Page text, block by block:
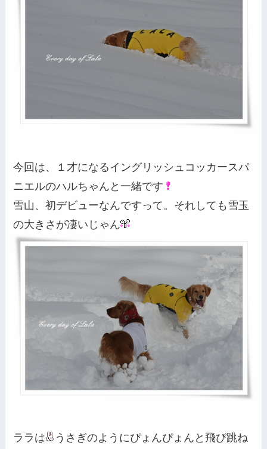
今回は、１才になるイングリッシュコッカースパ
ニエルのハルちゃんと一緒です
雪山、初デビューなんですって。それしても雪玉
の大きさが凄いじゃん
ララは
うさぎのようにぴょんぴょんと飛び跳ね